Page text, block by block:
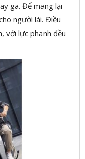
ga. Để mang lại
người lái. Điều
với lực phanh đều